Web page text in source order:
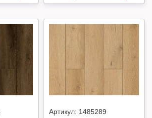
Артикул: 1485289